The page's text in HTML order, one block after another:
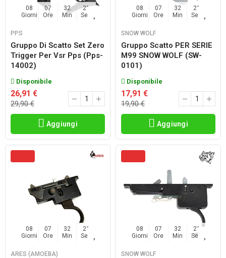
08
Giorni
07
Ore
32
Min
20
Sec
PPS
Gruppo Di Scatto Set Zero
Trigger Per Vsr Pps (pps-
14002)
Disponibile
26,91 €
29,90 €
Aggiungi
08
Giorni
07
Ore
32
Min
20
Sec
SNOW WOLF
Gruppo Scatto PER SERIE
M99 SNOW WOLF (SW-
0101)
Disponibile
17,91 €
19,90 €
Aggiungi
08
Giorni
07
Ore
32
Min
20
Sec
ARES (AMOEBA)
08
Giorni
07
Ore
32
Min
20
Sec
SNOW WOLF